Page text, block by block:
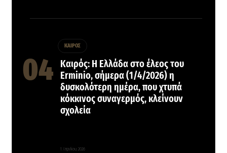
ΚΑΙΡΟΣ
Καιρός: Η Ελλάδα στο έλεος του
Erminio, σήμερα (1/4/2026) η
δυσκολότερη ημέρα, που χτυπά
κόκκινος συναγερμός, κλείνουν
σχολεία
1 Απριλίου, 2026